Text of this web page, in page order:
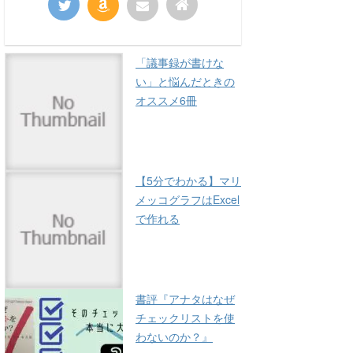
「議事録が書けな
い」と悩んだときの
オススメ6冊
【5分でわかる】マリ
メッコグラフはExcel
で作れる
書評『アナタはなぜ
チェックリストを使
わないのか？』